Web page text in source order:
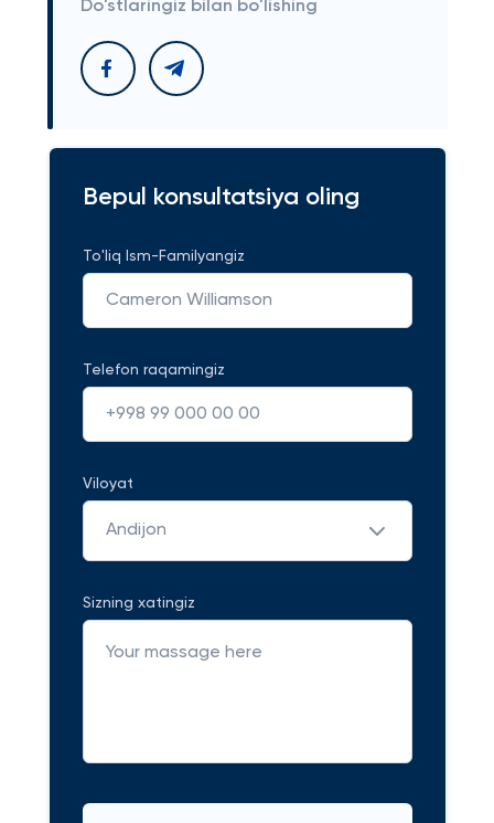
Do'stlaringiz bilan bo'lishing
Bepul konsultatsiya oling
To'liq Ism-Familyangiz
Telefon raqamingiz
Viloyat
Andijon
Sizning xatingiz